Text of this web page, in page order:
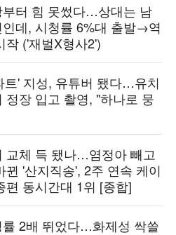
부터 힘 못썼다…상대는 남
인데, 시청률 6%대 출발→역
작 ('재벌X형사2')
트' 지성, 유튜버 됐다…유치
정장 입고 촬영, "하나로 뭉
교체 득 됐나…염정아 빼고
뀐 '산지직송', 2주 연속 케이
편 동시간대 1위 [종합]
2배 뛰었다…화제성 싹쓸